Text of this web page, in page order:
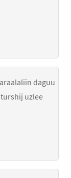
daguu
uzlee